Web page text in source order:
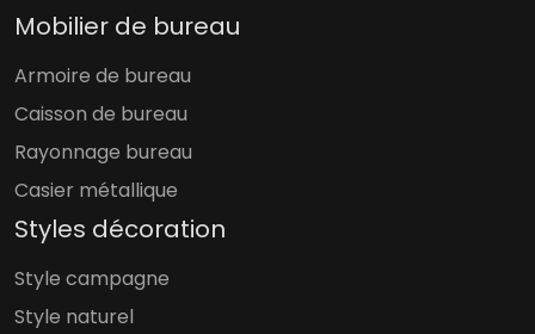
Mobilier de bureau
Armoire de bureau
Caisson de bureau
Rayonnage bureau
Casier métallique
Styles décoration
Style campagne
Style naturel